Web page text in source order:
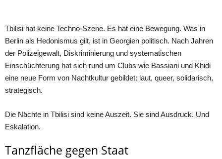
Tbilisi hat keine Techno-Szene. Es hat eine Bewegung. Was in
Berlin als Hedonismus gilt, ist in Georgien politisch. Nach Jahren
der Polizeigewalt, Diskriminierung und systematischen
Einschüchterung hat sich rund um Clubs wie Bassiani und Khidi
eine neue Form von Nachtkultur gebildet: laut, queer, solidarisch,
strategisch.
Die Nächte in Tbilisi sind keine Auszeit. Sie sind Ausdruck. Und
Eskalation.
Tanzfläche gegen Staat